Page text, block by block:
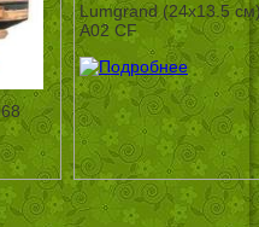
Lumgrand (24х13.5
A02 CF